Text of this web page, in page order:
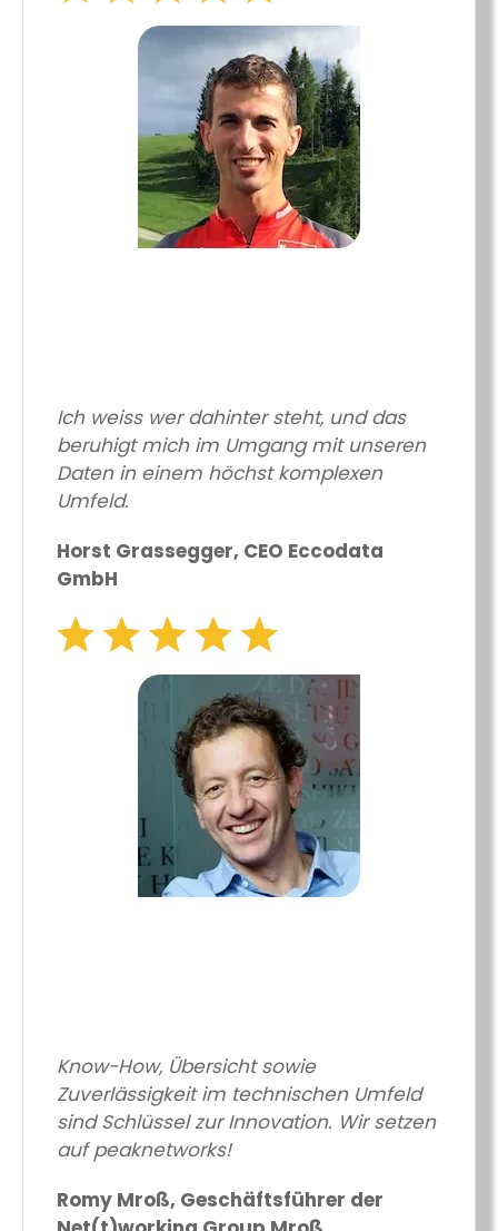
Ich weiss wer dahinter steht, und das
beruhigt mich im Umgang mit unseren
Daten in einem höchst komplexen
Umfeld.
Horst Grassegger, CEO Eccodata
GmbH
Know-How, Übersicht sowie
Zuverlässigkeit im technischen Umfeld
sind Schlüssel zur Innovation. Wir setzen
auf peaknetworks!
Romy Mroß, Geschäftsführer der